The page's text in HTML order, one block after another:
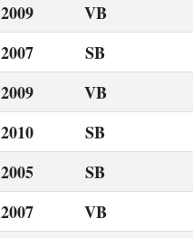
2009 VB
2007 SB
2009 VB
2010 SB
2005 SB
2007 VB